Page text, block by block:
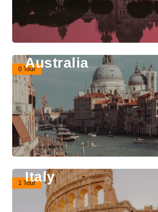
0 Tour
Australia
1 Tour
Italy